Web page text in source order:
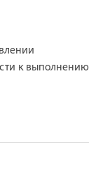
к выполнению